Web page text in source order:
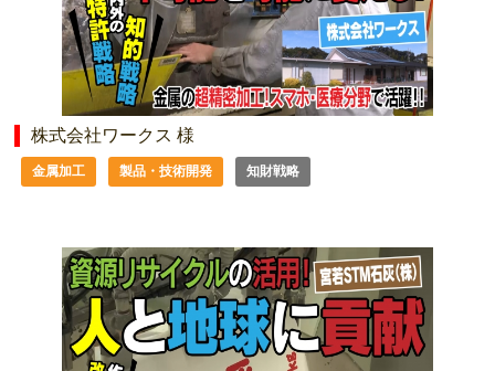
株式会社ワークス 様
金属加工 製品・技術開発 知財戦略